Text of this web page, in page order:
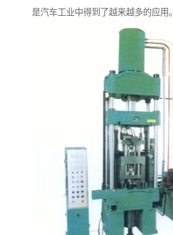
是汽车工业中得到了越来越多的应用。